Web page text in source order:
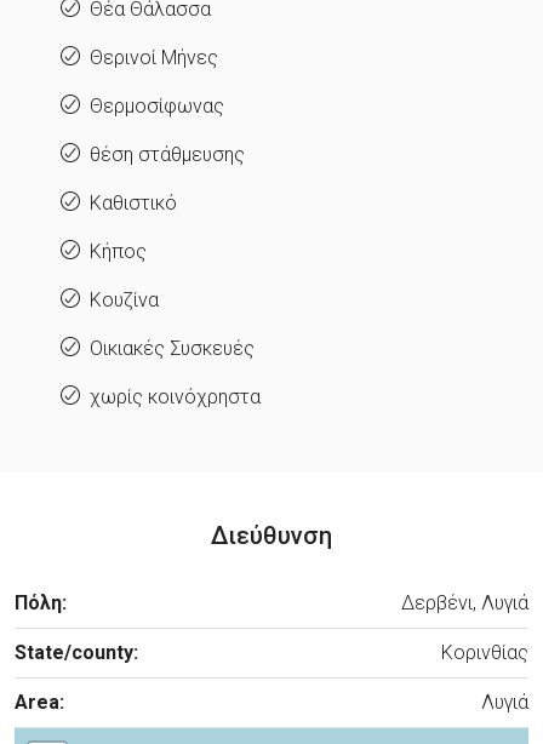
Θέα Θάλασσα
Θερινοί Μήνες
Θερμοσίφωνας
θέση στάθμευσης
Καθιστικό
Κήπος
Κουζίνα
Οικιακές Συσκευές
χωρίς κοινόχρηστα
Διεύθυνση
Πόλη: Δερβένι, Λυγιά
State/county: Κορινθίας
Area: Λυγιά